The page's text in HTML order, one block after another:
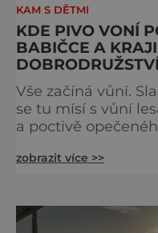
KAM S DĚTMI
KDE PIVO VONÍ
BABIČCE A
DOBRODRUŽSTVÍ
Vše začíná vůní.
se tu mísí s vůní
a poctivě
doušky – a ty tady
ví, že k
zobrazit více >>